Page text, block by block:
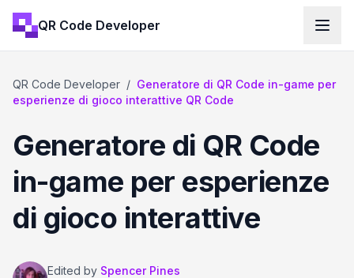
QR Code Developer
QR Code Developer / Generatore di QR Code in-game per
esperienze di gioco interattive QR Code
Generatore di QR Code
in-game per esperienze
di gioco interattive
Edited by Spencer Pines